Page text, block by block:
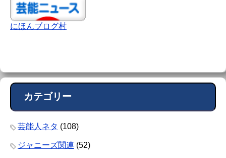
にほんブログ村
カテゴリー
芸能人ネタ (108)
ジャニーズ関連 (52)